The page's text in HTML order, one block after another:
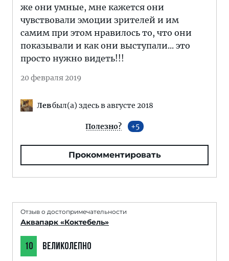
же они умные, мне кажется они
чувствовали эмоции зрителей и им
самим при этом нравилось то, что они
показывали и как они выступали... это
просто нужно видеть!!!
20 февраля 2019
Левбыл(а) здесь в августе 2018
Полезно? 5
Прокомментировать
Отзыв о достопримечательности
Аквапарк «Коктебель»
10 ВЕЛИКОЛЕПНО